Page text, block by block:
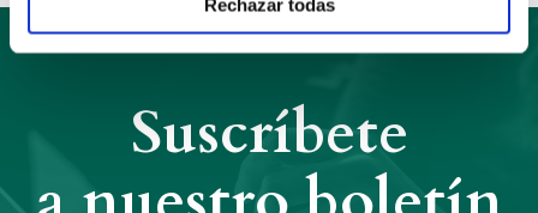
Rechazar todas
Suscríbete